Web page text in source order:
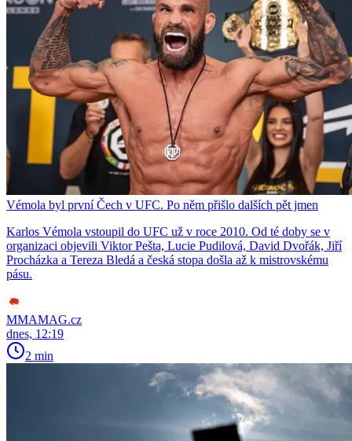
Vémola byl první Čech v UFC. Po něm přišlo dalších pět jmen
Karlos Vémola vstoupil do UFC už v roce 2010. Od té doby se v
organizaci objevili Viktor Pešta, Lucie Pudilová, David Dvořák, Jiří
Procházka a Tereza Bledá a česká stopa došla až k mistrovskému
pásu.
MMAMAG.cz
dnes, 12:19
2 min